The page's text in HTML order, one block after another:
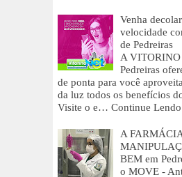
Venha
velocidade
de Pedreiras
A VITORINO
Pedreiras
de ponta para você
da luz todos os benefícios
Visite o e… Continue Lendo
A
BEM em
o MOVE -